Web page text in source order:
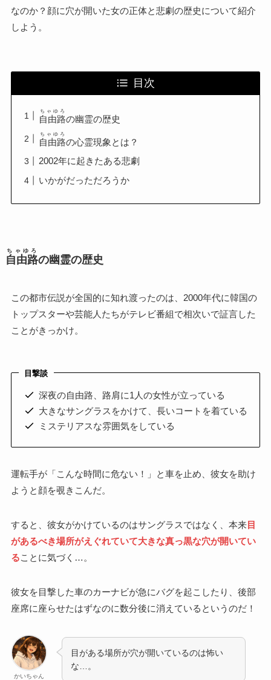
なのか？顔に穴が開いた女の正体と悲劇の歴史について紹介
しよう。
目次
自由路
ちゃゆろ
の幽霊の歴史
自由路
ちゃゆろ
の心霊現象とは？
2002年に起きたある悲劇
いかがだっただろうか
自由路
ちゃゆろ
の幽霊の歴史
この都市伝説が全国的に知れ渡ったのは、2000年代に韓国の
トップスターや芸能人たちがテレビ番組で相次いで証言した
ことがきっかけ。
目撃談
深夜の自由路、路肩に1人の女性が立っている
大きなサングラスをかけて、長いコートを着ている
ミステリアスな雰囲気をしている
運転手が「こんな時間に危ない！」と車を止め、彼女を助け
ようと顔を覗きこんだ。
すると、彼女がかけているのはサングラスではなく、本来目
があるべき場所がえぐれていて大きな真っ黒な穴が開いてい
ることに気づく…。
彼女を目撃した車のカーナビが急にバグを起こしたり、後部
座席に座らせたはずなのに数分後に消えているというのだ！
かいちゃん
目がある場所が穴が開いているのは怖い
な…。